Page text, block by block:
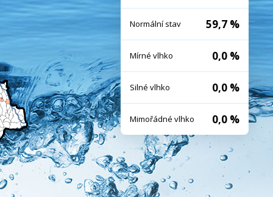
Normální stav 59,7 %
Mírné vlhko 0,0 %
Silné vlhko 0,0 %
Mimořádné vlhko 0,0 %